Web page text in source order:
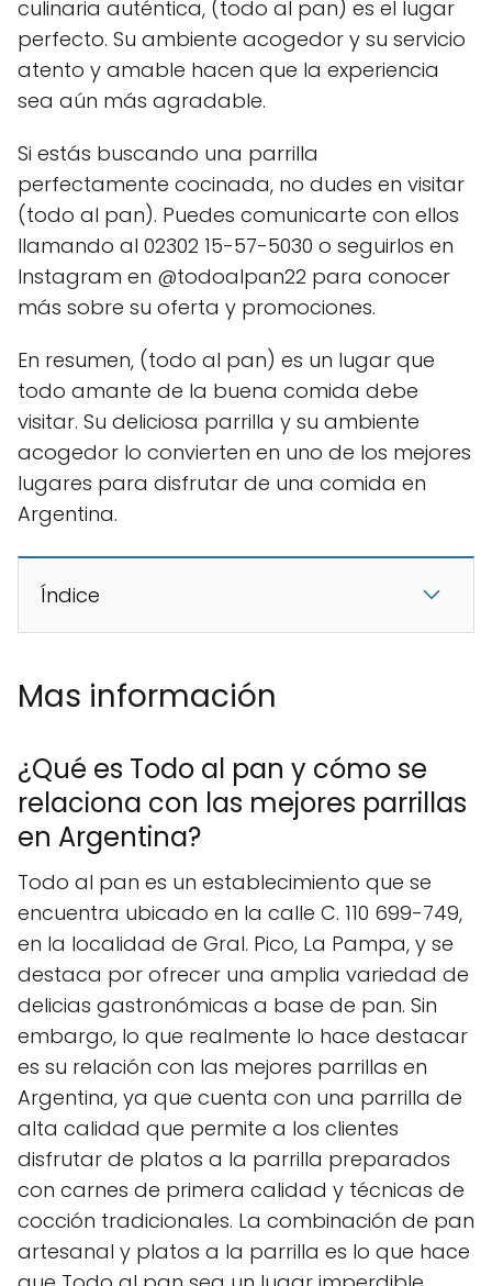
culinaria auténtica, (todo al pan) es el lugar
perfecto. Su ambiente acogedor y su servicio
atento y amable hacen que la experiencia
sea aún más agradable.
Si estás buscando una parrilla
perfectamente cocinada, no dudes en visitar
(todo al pan). Puedes comunicarte con ellos
llamando al 02302 15-57-5030 o seguirlos en
Instagram en @todoalpan22 para conocer
más sobre su oferta y promociones.
En resumen, (todo al pan) es un lugar que
todo amante de la buena comida debe
visitar. Su deliciosa parrilla y su ambiente
acogedor lo convierten en uno de los mejores
lugares para disfrutar de una comida en
Argentina.
Índice
Mas información
¿Qué es Todo al pan y cómo se
relaciona con las mejores parrillas
en Argentina?
Todo al pan es un establecimiento que se
encuentra ubicado en la calle C. 110 699-749,
en la localidad de Gral. Pico, La Pampa, y se
destaca por ofrecer una amplia variedad de
delicias gastronómicas a base de pan. Sin
embargo, lo que realmente lo hace destacar
es su relación con las mejores parrillas en
Argentina, ya que cuenta con una parrilla de
alta calidad que permite a los clientes
disfrutar de platos a la parrilla preparados
con carnes de primera calidad y técnicas de
cocción tradicionales. La combinación de pan
artesanal y platos a la parrilla es lo que hace